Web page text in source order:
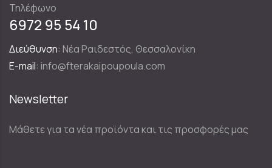
Τηλέφωνο
6972 95 54 10
Διεύθυνση: Νέα Ραιδεστός, Θεσσαλονίκη
E-mail: info@fterakaipoupoula.com
Newsletter
Μάθετε για τα νέα προϊόντα και τις προσφορές μας